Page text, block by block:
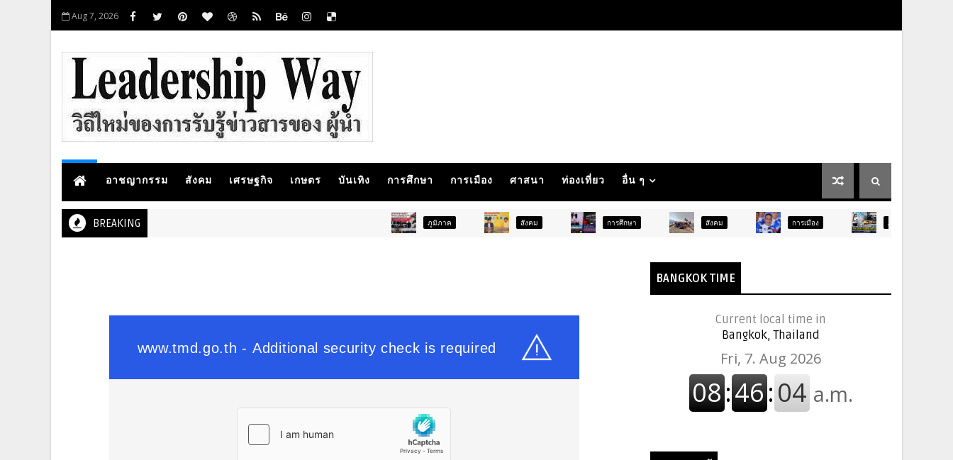
Aug 7, 2026
อาชญากรรม สังคม เศรษฐกิจ เกษตร บันเทิง การศึกษา การเมือง ศาสนา ท่องเที่ยว อื่น ๆ
BREAKING สังคม การศึกษา สังคม การเมือง ภูมิภาค
BANGKOK TIME
Current local time in
Bangkok, Thailand